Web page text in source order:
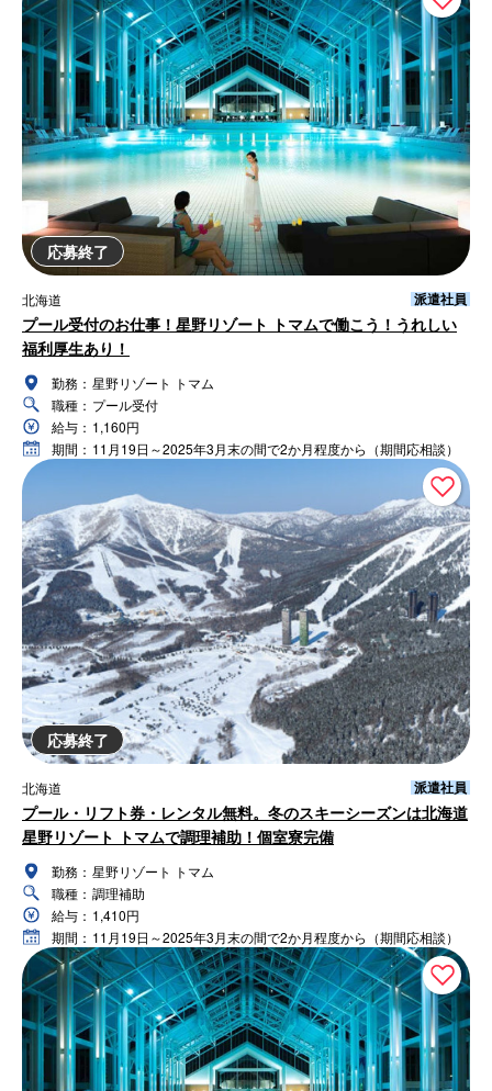
応募終了
北海道 派遣社員
プール受付のお仕事！星野リゾート トマムで働こう！うれしい
福利厚生あり！
勤務： 星野リゾート トマム
職種： プール受付
給与： 1,160円
期間： 11月19日～2025年3月末の間で2か月程度から（期間応相談）
応募終了
北海道 派遣社員
プール・リフト券・レンタル無料。冬のスキーシーズンは北海道
星野リゾート トマムで調理補助！個室寮完備
勤務： 星野リゾート トマム
職種： 調理補助
給与： 1,410円
期間： 11月19日～2025年3月末の間で2か月程度から（期間応相談）